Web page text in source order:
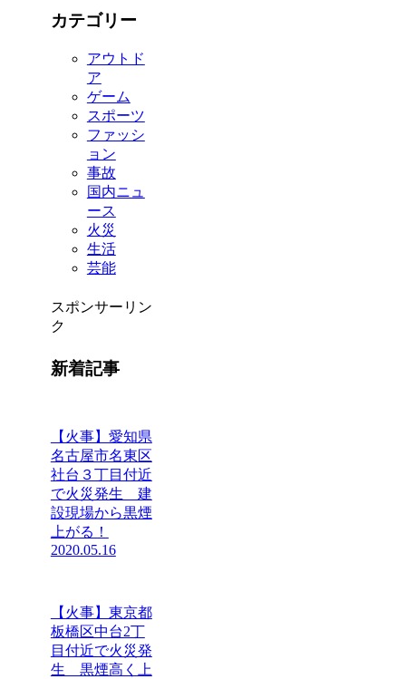
カテゴリー
アウトド
ア
ゲーム
スポーツ
ファッシ
ョン
事故
国内ニュ
ース
火災
生活
芸能
スポンサーリン
ク
新着記事
【火事】愛知県
名古屋市名東区
社台３丁目付近
で火災発生 建
設現場から黒煙
上がる！
2020.05.16
【火事】東京都
板橋区中台2丁
目付近で火災発
生 黒煙高く上